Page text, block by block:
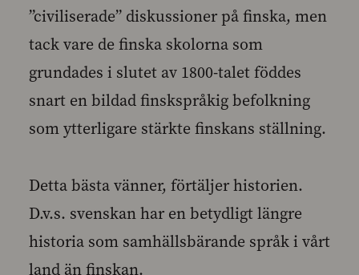
”civiliserade” diskussioner på finska, men
tack vare de finska skolorna som
grundades i slutet av 1800-talet föddes
snart en bildad finskspråkig befolkning
som ytterligare stärkte finskans ställning.
Detta bästa vänner, förtäljer historien.
D.v.s. svenskan har en betydligt längre
historia som samhällsbärande språk i vårt
land än finskan.